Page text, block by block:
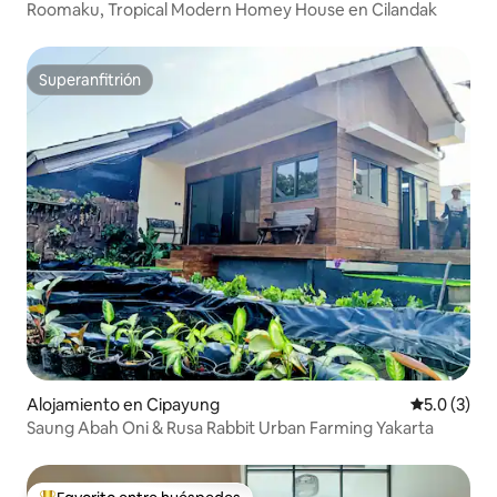
Roomaku, Tropical Modern Homey House en Cilandak
Superanfitrión
Superanfitrión
Alojamiento en Cipayung
5.0 (3)
Saung Abah Oni & Rusa Rabbit Urban Farming Yakarta